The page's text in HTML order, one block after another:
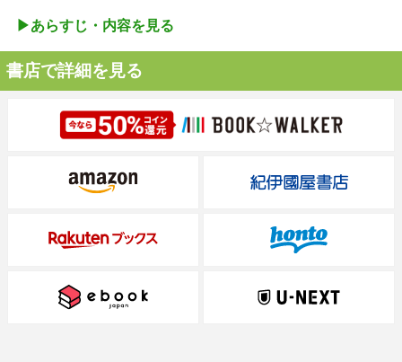
▶︎あらすじ・内容を見る
書店で詳細を見る